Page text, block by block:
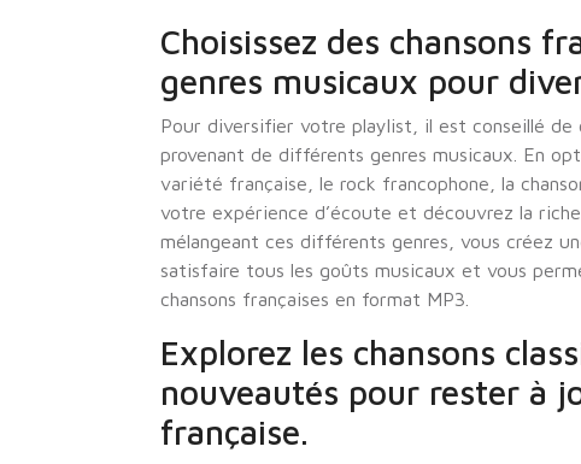
Choisissez des chansons
genres musicaux pour
Pour diversifier votre playlist, il est conseillé de
provenant de différents genres musicaux. En
variété française, le rock francophone, la
votre expérience d’écoute et découvrez la
mélangeant ces différents genres, vous créez
satisfaire tous les goûts musicaux et vous
chansons françaises en format MP3.
Explorez les chansons
nouveautés pour rester à
française.